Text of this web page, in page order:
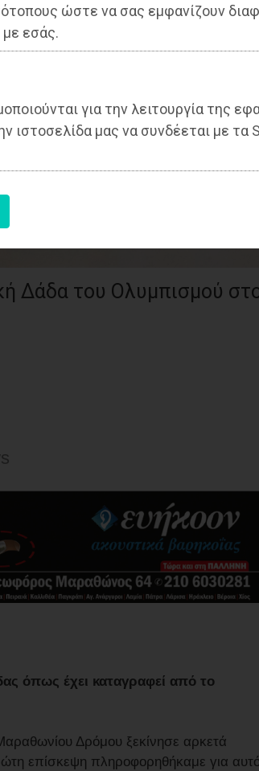
ώστε να σας εμφανίζουν
με εσάς.
για την λειτουργία της
ιστοσελίδα μας να συνδέεται με τα
Δάδα του Ολυμπισμού
όπως έχει καταγραφεί από το
Δρόμου ξεκίνησε αρκετά
επίσκεψη πληροφορηθήκαμε για